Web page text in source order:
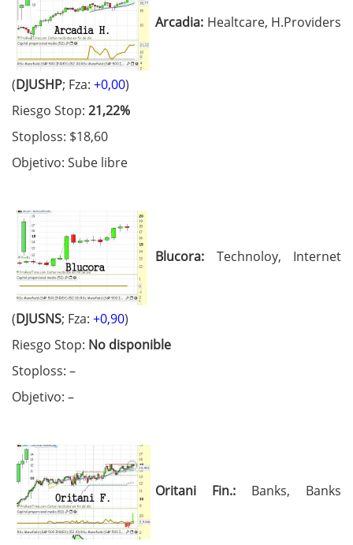
Arcadia: Healtcare, H.Providers
(DJUSHP; Fza: +0,00)
Riesgo Stop: 21,22%
Stoploss: $18,60
Objetivo: Sube libre
Blucora: Technoloy, Internet
(DJUSNS; Fza: +0,90)
Riesgo Stop: No disponible
Stoploss: –
Objetivo: –
Oritani Fin.: Banks, Banks